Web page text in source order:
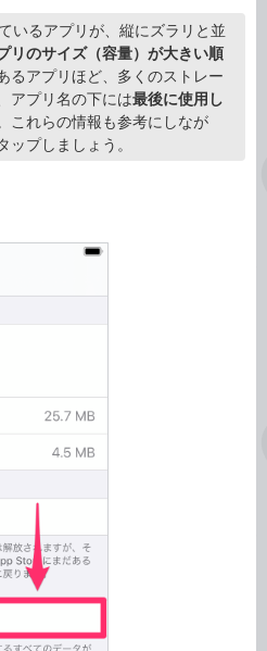
いるアプリが、縦にズラリと並
リのサイズ（容量）が大きい順
るアプリほど、多くのストレー
アプリ名の下には最後に使用し
これらの情報も参考にしなが
ップしましょう。